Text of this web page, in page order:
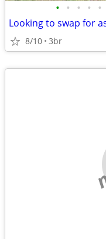
• • • • •
Looking to swap for
8/10 3br